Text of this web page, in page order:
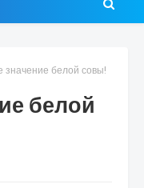
значение белой совы!
белой